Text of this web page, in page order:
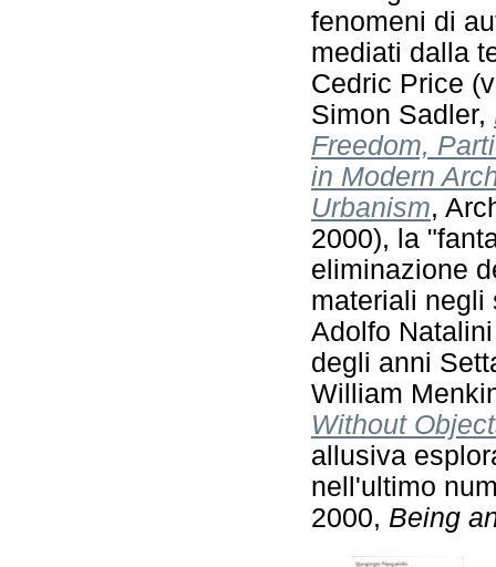
fenomeni di
mediati dalla
Cedric Price
Simon Sadler,
Freedom,
in Modern
Urbanism,
2000), la
eliminazione
materiali negli
Adolfo
degli anni
William
Without
allusiva
nell'ultimo
2000, Being